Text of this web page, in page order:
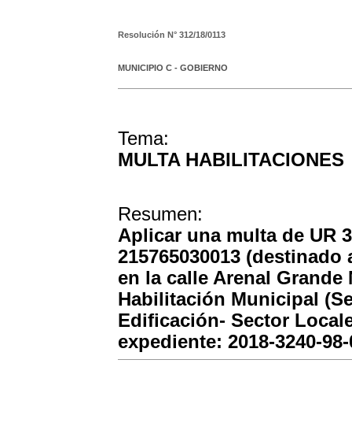
Resolución N° 312/18/0113
MUNICIPIO C - GOBIERNO
Tema:
MULTA HABILITACIONES
Resumen:
Aplicar una multa de UR
215765030013
en la calle Arenal Grande
Habilitación Municipal
Edificación- Sector
expediente: 2018-3240-